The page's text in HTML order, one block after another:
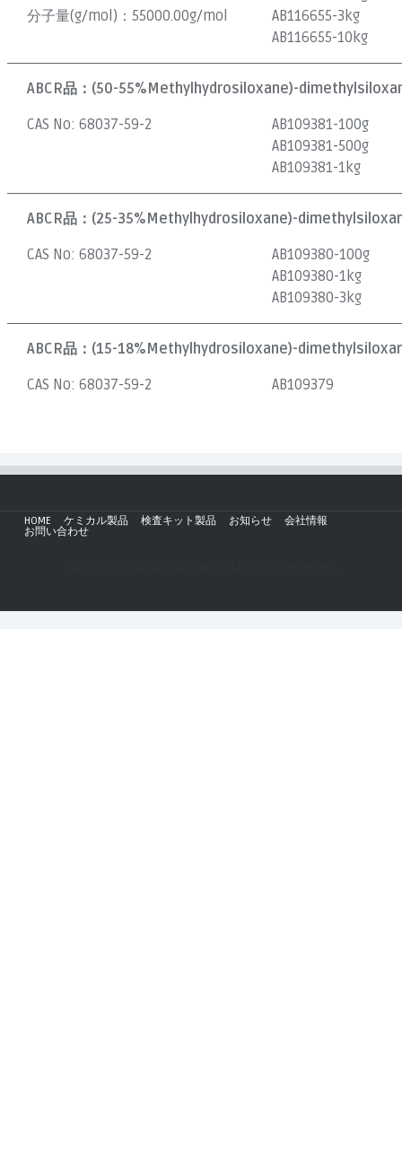
分子量(g/mol)：55000.00g/mol
AB116655-3kg
AB116655-10kg
ABCR品： (50-55%Methylhydrosiloxane)-
CAS No:68037-59-2
AB109381-100g
AB109381-500g
AB109381-1kg
ABCR品： (25-35%Methylhydrosiloxane)-
CAS No:68037-59-2
AB109380-100g
AB109380-1kg
AB109380-3kg
ABCR品： (15-18%Methylhydrosiloxane)-
CAS No:68037-59-2 AB109379
HOME ケミカル製品 検査キット製品 お知らせ
会社情報
お問い合わせ